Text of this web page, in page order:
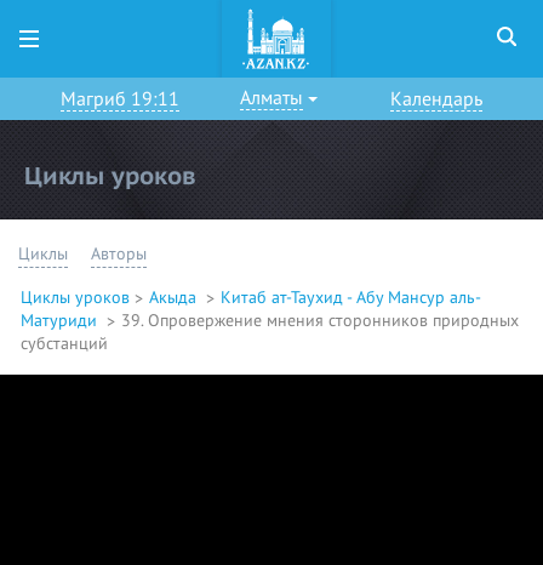
Магриб 19:11 Алматы Календарь
Циклы уроков
Циклы Авторы
Циклы уроков Акыда
Китаб ат-Таухид - Абу Мансур аль-
Матуриди
39. Опровержение мнения сторонников природных
субстанций